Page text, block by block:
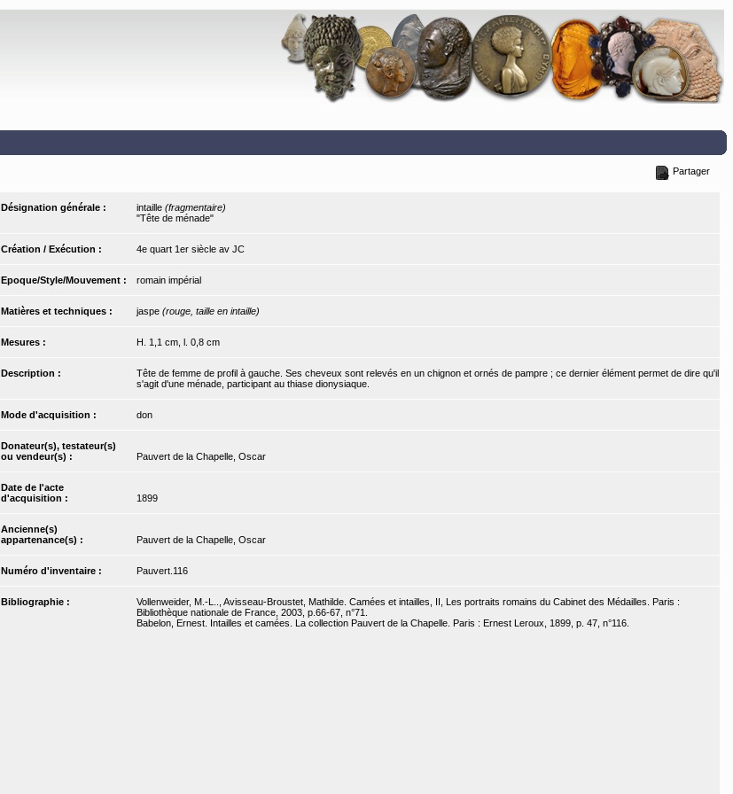
Partager
Désignation générale : intaille (fragmentaire)
"Tête de ménade"
Création / Exécution : 4e quart 1er siècle av JC
Epoque/Style/Mouvement : romain impérial
Matières et techniques : jaspe (rouge, taille en intaille)
Mesures : H. 1,1 cm, l. 0,8 cm
Description :
Tête de femme de profil à gauche. Ses cheveux sont relevés en un chignon et ornés de pampre ; ce dernier élément permet de dire qu'il
s'agit d'une ménade, participant au thiase dionysiaque.
Mode d'acquisition : don
Donateur(s), testateur(s)
ou vendeur(s) :
Pauvert de la Chapelle, Oscar
Date de l'acte
d'acquisition :
1899
Ancienne(s)
appartenance(s) :
Pauvert de la Chapelle, Oscar
Numéro d'inventaire : Pauvert.116
Bibliographie :
Vollenweider, M.-L.., Avisseau-Broustet, Mathilde. Camées et intailles, II, Les portraits romains du Cabinet des Médailles. Paris :
Bibliothèque nationale de France, 2003, p.66-67, n°71.
Babelon, Ernest. Intailles et camées. La collection Pauvert de la Chapelle. Paris : Ernest Leroux, 1899, p. 47, n°116.